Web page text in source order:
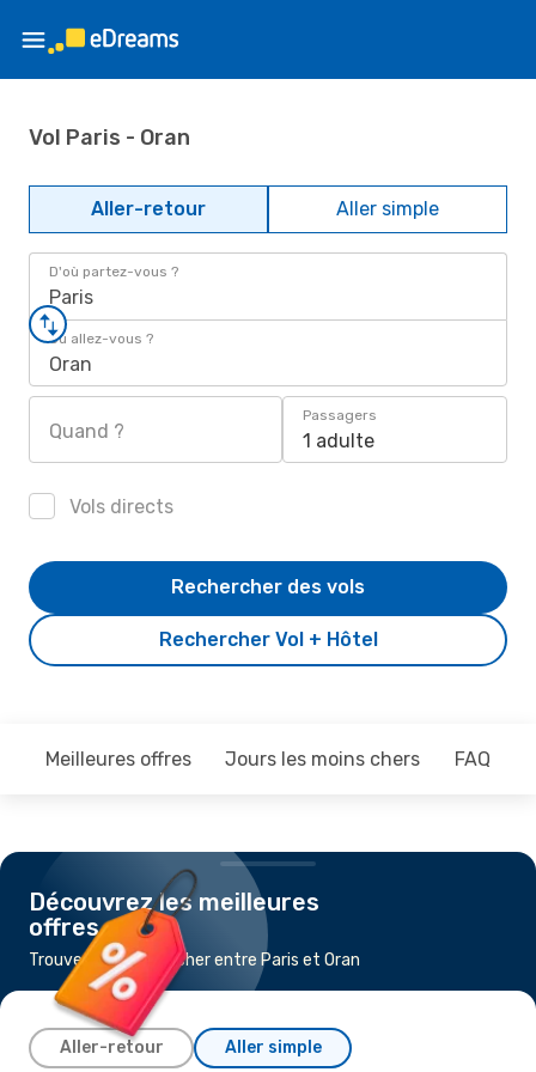
Vol Paris - Oran
Aller-retour Aller simple
D'où partez-vous ?
Paris
Où allez-vous ?
Oran
Quand ?
Passagers
1 adulte
Vols directs
Rechercher Vol + Hôtel
Rechercher des vols
Meilleures offres Jours les moins chers FAQ
Découvrez les meilleures
offres
Trouvez un vol pas cher entre Paris et Oran
Aller-retour Aller simple